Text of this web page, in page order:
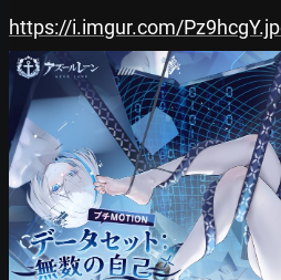
https://i.imgur.com/